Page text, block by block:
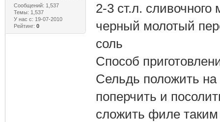
Сообщений: 1,537
Темы: 1,537
У нас с: 19-07-2010
Рейтинг: 0
2-3 ст.л.
черный молотый
соль
Способ
Сельдь положить
поперчить и
сложить филе